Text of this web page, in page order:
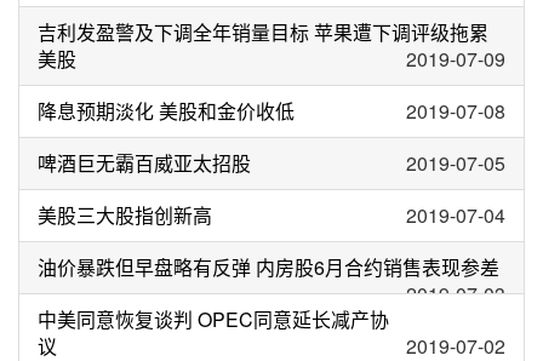
吉利发盈警及下调全年销量目标 苹果遭下调评级拖累
美股
2019-07-09
降息预期淡化 美股和金价收低
2019-07-08
啤酒巨无霸百威亚太招股
2019-07-05
美股三大股指创新高
2019-07-04
油价暴跌但早盘略有反弹 内房股6月合约销售表现参差
2019-07-03
中美同意恢复谈判 OPEC同意延长减产协
议
2019-07-02